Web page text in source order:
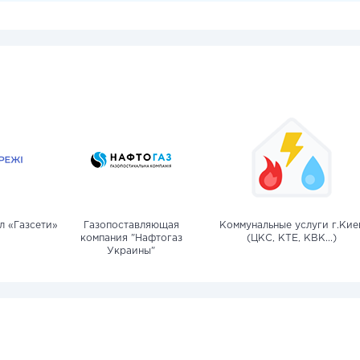
«Газсети»
Газопоставляющая
компания "Нафтогаз
Украины"
Коммунальные услуги
(ЦКС, КТЕ, КВК...)